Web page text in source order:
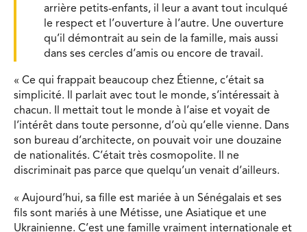
arrière petits-enfants, il leur a avant tout inculqué
le respect et l’ouverture à l’autre. Une ouverture
qu’il démontrait au sein de la famille, mais aussi
dans ses cercles d’amis ou encore de travail.
« Ce qui frappait beaucoup chez Étienne, c’était sa
simplicité. Il parlait avec tout le monde, s’intéressait à
chacun. Il mettait tout le monde à l’aise et voyait de
l’intérêt dans toute personne, d’où qu’elle vienne. Dans
son bureau d’architecte, on pouvait voir une douzaine
de nationalités. C’était très cosmopolite. Il ne
discriminait pas parce que quelqu’un venait d’ailleurs.
« Aujourd’hui, sa fille est mariée à un Sénégalais et ses
fils sont mariés à une Métisse, une Asiatique et une
Ukrainienne. C’est une famille vraiment internationale et